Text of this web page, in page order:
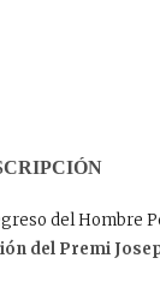
del Hombre
del Premi